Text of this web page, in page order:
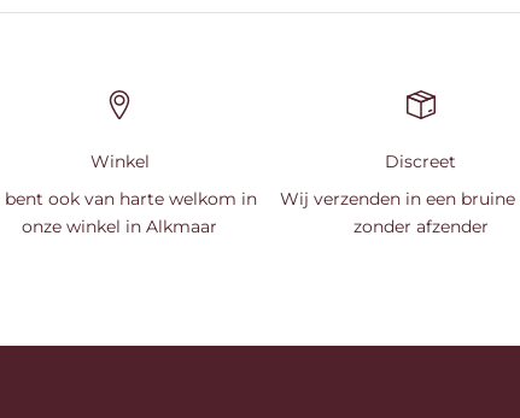
Winkel
bent ook van harte welkom in
onze winkel in Alkmaar
Discreet
Wij verzenden in een bruine
zonder afzender